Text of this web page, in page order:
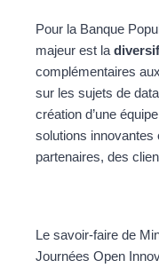
Pour la Banque
majeur est la
complémentaires
sur les sujets de
création d’une
solutions innovantes
partenaires, des
Le savoir-faire de
Journées Open